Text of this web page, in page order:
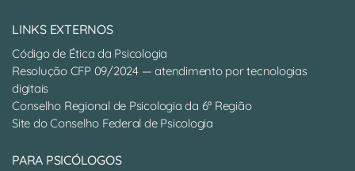
LINKS EXTERNOS
Código de Ética da Psicologia
Resolução CFP 09/2024 — atendimento por tecnologias
digitais
Conselho Regional de Psicologia da 6ª Região
Site do Conselho Federal de Psicologia
PARA PSICÓLOGOS